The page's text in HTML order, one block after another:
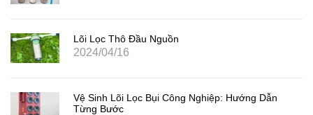
Lõi Lọc Thô Đầu Nguồn
2024/04/16
Vệ Sinh Lõi Lọc Bụi Công Nghiệp: Hướng Dẫn
Từng Bước